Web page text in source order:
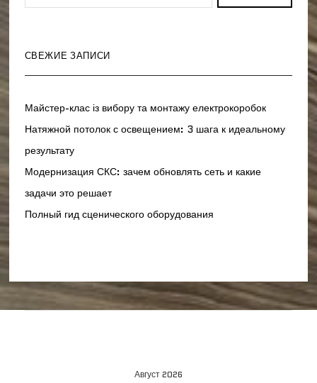
СВЕЖИЕ ЗАПИСИ
Майстер-клас із вибору та монтажу електрокоробок
Натяжной потолок с освещением: 3 шага к идеальному
результату
Модернизация СКС: зачем обновлять сеть и какие
задачи это решает
Полный гид сценического оборудования
Август 2026